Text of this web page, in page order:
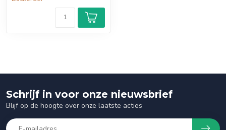
Schrijf in voor onze nieuwsbrief
Blijf op de hoogte over onze laatste acties